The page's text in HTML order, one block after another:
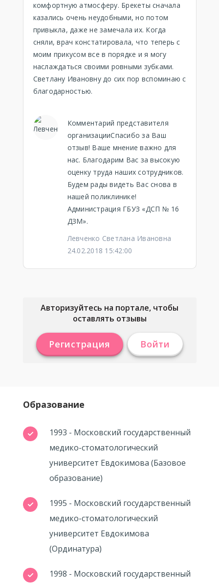
комфортную атмосферу. Брекеты сначала
казались очень неудобными, но потом
привыкла, даже не замечала их. Когда
сняли, врач констатировала, что теперь с
моим прикусом все в порядке и я могу
наслаждаться своими ровными зубками.
Светлану Ивановну до сих пор вспоминаю с
благодарностью.
Комментарий представителя
организацииСпасибо за Ваш
отзыв! Ваше мнение важно для
нас. Благодарим Вас за высокую
оценку труда наших сотрудников.
Будем рады видеть Вас снова в
нашей поликлинике!
Администрация ГБУЗ «ДСП № 16
ДЗМ».
Левченко Светлана Ивановна
24.02.2018 15:42:00
Авторизуйтесь на портале, чтобы
оставлять отзывы
Регистрация Войти
Образование
1993 - Московский государственный
медико-стоматологический
университет Евдокимова (Базовое
образование)
1995 - Московский государственный
медико-стоматологический
университет Евдокимова
(Ординатура)
1998 - Московский государственный